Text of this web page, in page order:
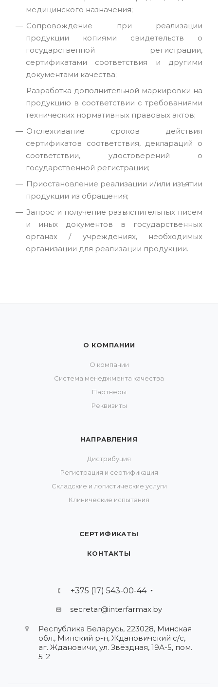
медицинского назначения;
Сопровождение при реализации
продукции копиями свидетельств о
государственной регистрации,
сертификатами соответствия и другими
документами качества;
Разработка дополнительной маркировки на
продукцию в соответствии с требованиями
технических нормативных правовых актов;
Отслеживание сроков действия
сертификатов соответствия, деклараций о
соответствии, удостоверений о
государственной регистрации;
Приостановление реализации и/или изъятии
продукции из обращения;
Запрос и получение разъяснительных писем
и иных документов в государственных
органах / учреждениях, необходимых
организации для реализации продукции.
О КОМПАНИИ
О компании
Система менеджмента качества
Партнеры
Реквизиты
НАПРАВЛЕНИЯ
Дистрибуция
Регистрация и сертификация
Складские и логистические услуги
Клинические испытания
СЕРТИФИКАТЫ
КОНТАКТЫ
+375 (17) 543-00-44
secretar@interfarmax.by
Республика Беларусь, 223028, Минская
обл., Минский р-н, Ждановичский с/с,
аг. Ждановичи, ул. Звёздная, 19А-5, пом.
5-2